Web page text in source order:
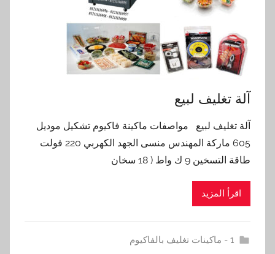
آلة تغليف لبيع
آلة تغليف لبيع مواصفات ماكينة فاكيوم تشكيل موديل
605 ماركة المهندس منسى الجهد الكهربي 220 فولت
طاقة التسخين 9 ك واط ( 18 سخان
اقرأ المزيد
1 - ماكينات تغليف بالفاكيوم